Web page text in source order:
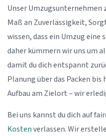
Unser Umzugsunternehmen
Maß an Zuverlässigkeit,
wissen, dass ein Umzug
daher kümmern wir uns um
damit du dich entspannt
Planung über das Packen
Aufbau am Zielort – wir
Bei uns kannst du dich auf
Kostenverlassen. Wir